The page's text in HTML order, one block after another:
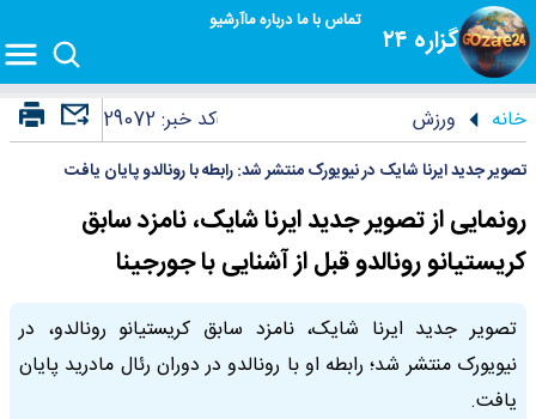
گزاره ۲۴
تماس با مادرباره ماآرشیو
خانه ورزش کد خبر:29072
تصویر جدید ایرنا شایک در نیویورک منتشر شد: رابطه با رونالدو پایان یافت
رونمایی از تصویر جدید ایرنا شایک، نامزد سابق
کریستیانو رونالدو قبل از آشنایی با جورجینا
تصویر جدید ایرنا شایک، نامزد سابق کریستیانو رونالدو، در
نیویورک منتشر شد؛ رابطه او با رونالدو در دوران رئال مادرید پایان
یافت.